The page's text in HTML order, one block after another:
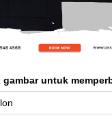
gambar untuk